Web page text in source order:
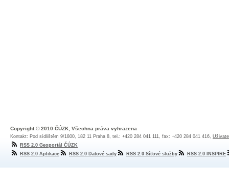
Copyright © 2010 ČÚZK, Všechna práva vyhrazena
Kontakt: Pod sídlištěm 9/1800, 182 11 Praha 8, tel.: +420 284 041 111, fax: +420 284 041 416,
RSS 2.0 Geoportál ČÚZK
RSS 2.0 Aplikace
RSS 2.0 Datové sady RSS 2.0 Síťové služby RSS 2.0 INSPIRE